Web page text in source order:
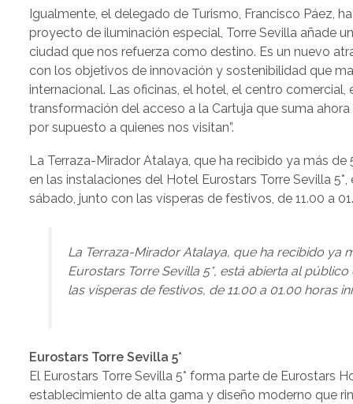
Igualmente, el delegado de Turismo, Francisco Páez,
proyecto de iluminación especial, Torre Sevilla añade
ciudad que nos refuerza como destino. Es un nuevo
con los objetivos de innovación y sostenibilidad que
internacional. Las oficinas, el hotel, el centro
transformación del acceso a la Cartuja que suma
por supuesto a quienes nos visitan”.
La Terraza-Mirador Atalaya, que ha recibido ya más
en las instalaciones del Hotel Eurostars Torre Sevilla
sábado, junto con las vísperas de festivos, de 11.00 a
La Terraza-Mirador Atalaya, que ha recibido ya
Eurostars Torre Sevilla 5*, está abierta al
las vísperas de festivos, de 11.00 a 01.00
Eurostars Torre Sevilla 5*
El Eurostars Torre Sevilla 5* forma parte de Eurostars
establecimiento de alta gama y diseño moderno que